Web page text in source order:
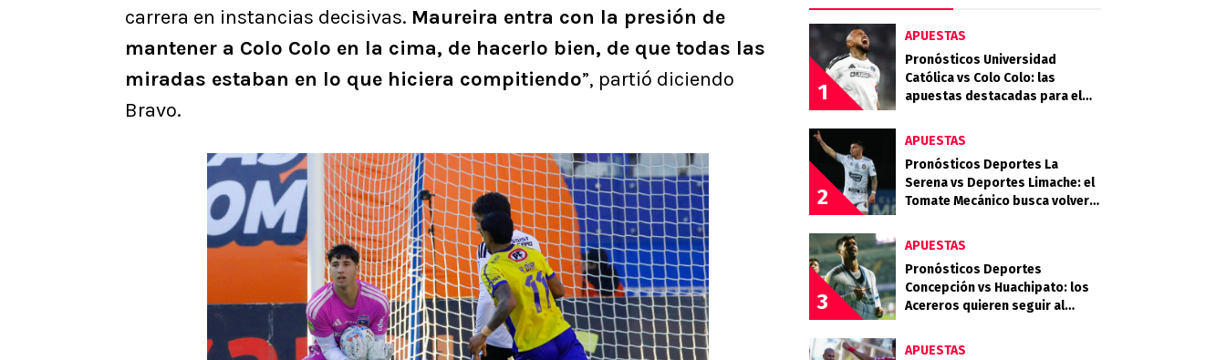
carrera en instancias decisivas. Maureira entra con la presión de
mantener a Colo Colo en la cima, de hacerlo bien, de que todas las
miradas estaban en lo que hiciera compitiendo”, partió diciendo
Bravo.
1
APUESTAS
Pronósticos Universidad
Católica vs Colo Colo: las
apuestas destacadas para el
2
APUESTAS
Pronósticos Deportes La
Serena vs Deportes Limache: el
Tomate Mecánico busca volver
3
APUESTAS
Pronósticos Deportes
Concepción vs Huachipato: los
Acereros quieren seguir al
APUESTAS